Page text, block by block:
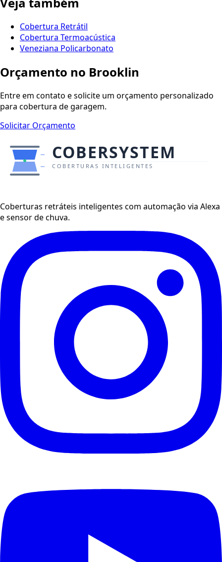
Cobertura Retrátil
Cobertura Termoacústica
Veneziana Policarbonato
Orçamento no Brooklin
Entre em contato e solicite um orçamento personalizado
para cobertura de garagem.
Solicitar Orçamento
Coberturas retráteis inteligentes com automação via Alexa
e sensor de chuva.